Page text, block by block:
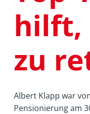
hilft,
zu
Albert Klapp war
Pensionierung am